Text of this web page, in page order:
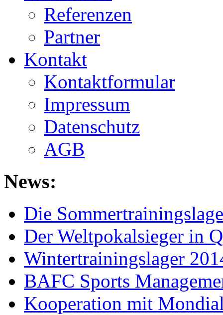
Referenzen
Partner
Kontakt
Kontaktformular
Impressum
Datenschutz
AGB
News:
Die
Der Weltpokalsieger in
Wintertrainingslager
BAFC Sports
Kooperation mit